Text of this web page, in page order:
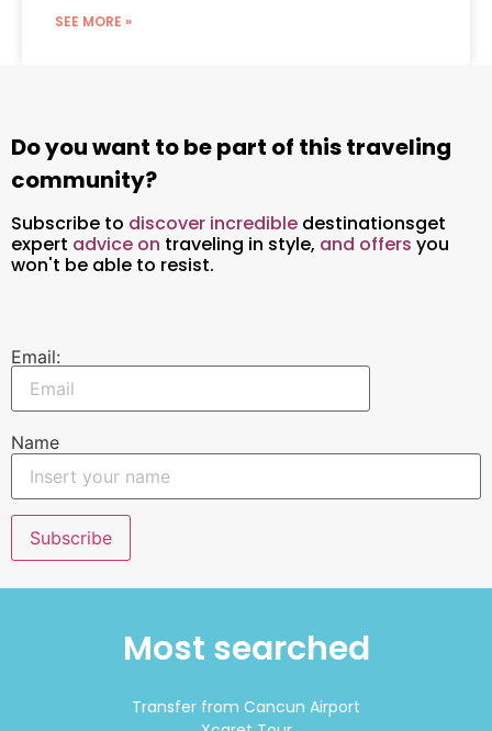
SEE MORE »
Do you want to be part of this traveling
community?
Subscribe to discover incredible destinationsget
expert advice on traveling in style, and offers you
won't be able to resist.
Email:
Name
Most searched
Transfer from Cancun Airport